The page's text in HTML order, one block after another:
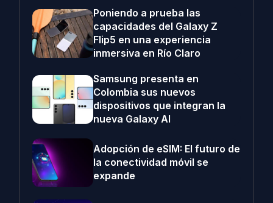
Poniendo a prueba las
capacidades del Galaxy Z
Flip5 en una experiencia
inmersiva en Río Claro
Samsung presenta en
Colombia sus nuevos
dispositivos que integran la
nueva Galaxy AI
Adopción de eSIM: El futuro de
la conectividad móvil se
expande